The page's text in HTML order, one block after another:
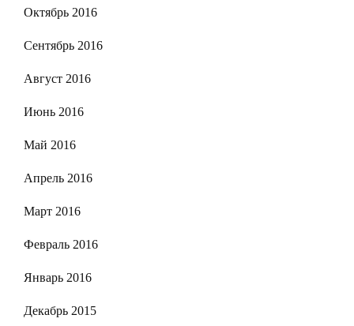
Октябрь 2016
Сентябрь 2016
Август 2016
Июнь 2016
Май 2016
Апрель 2016
Март 2016
Февраль 2016
Январь 2016
Декабрь 2015